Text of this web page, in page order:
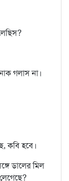
গলাস না।
কবি হবে।
ডালের মিল